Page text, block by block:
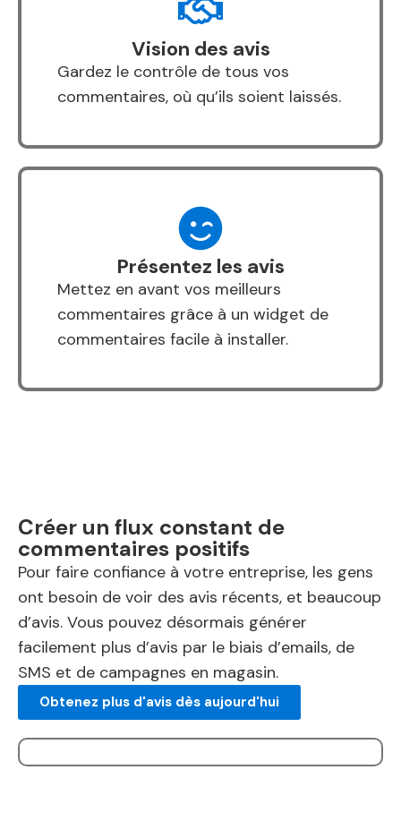
Vision des avis
Gardez le contrôle de tous vos
commentaires, où qu’ils soient laissés.
Présentez les avis
Mettez en avant vos meilleurs
commentaires grâce à un widget de
commentaires facile à installer.
Créer un flux constant de
commentaires positifs
Pour faire confiance à votre entreprise, les gens
ont besoin de voir des avis récents, et beaucoup
d’avis. Vous pouvez désormais générer
facilement plus d’avis par le biais d’emails, de
SMS et de campagnes en magasin.
Obtenez plus d'avis dès aujourd'hui